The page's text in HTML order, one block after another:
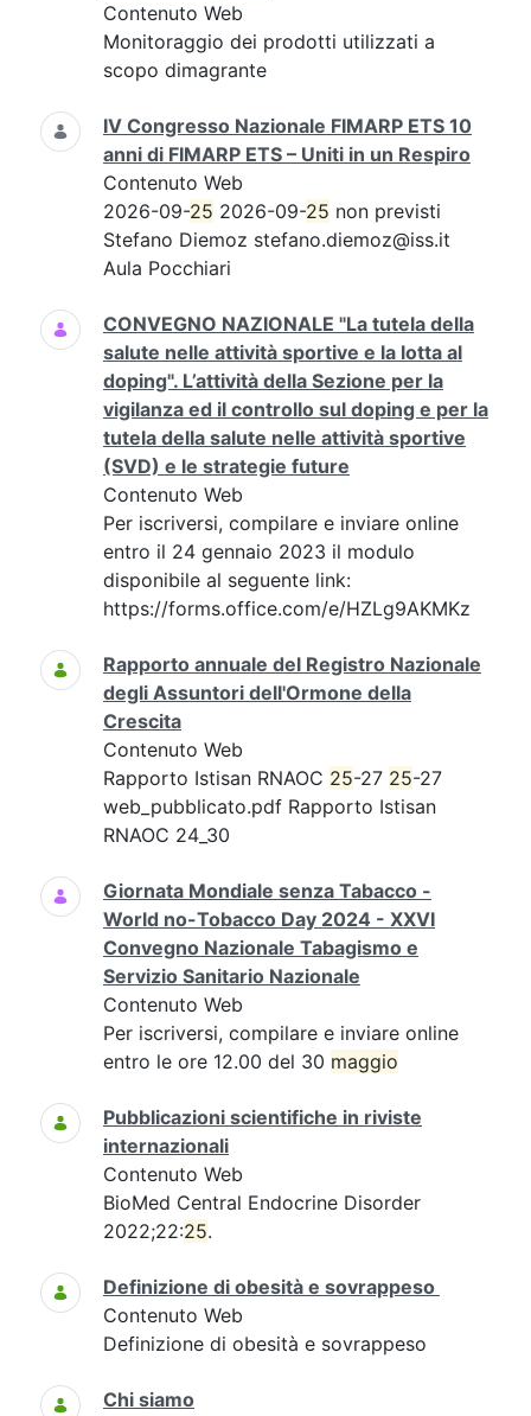
Contenuto Web
Monitoraggio dei prodotti utilizzati a
scopo dimagrante
IV Congresso Nazionale FIMARP ETS 10
anni di FIMARP ETS – Uniti in un Respiro
Contenuto Web
2026-09-25 2026-09-25 non previsti
Stefano Diemoz stefano.diemoz@iss.it
Aula Pocchiari
CONVEGNO NAZIONALE "La tutela della
salute nelle attività sportive e la lotta al
doping". L’attività della Sezione per la
vigilanza ed il controllo sul doping e per la
tutela della salute nelle attività sportive
(SVD) e le strategie future
Contenuto Web
Per iscriversi, compilare e inviare online
entro il 24 gennaio 2023 il modulo
disponibile al seguente link:
https://forms.office.com/e/HZLg9AKMKz
Rapporto annuale del Registro Nazionale
degli Assuntori dell'Ormone della
Crescita
Contenuto Web
Rapporto Istisan RNAOC 25-27 25-27
web_pubblicato.pdf Rapporto Istisan
RNAOC 24_30
Giornata Mondiale senza Tabacco -
World no-Tobacco Day 2024 - XXVI
Convegno Nazionale Tabagismo e
Servizio Sanitario Nazionale
Contenuto Web
Per iscriversi, compilare e inviare online
entro le ore 12.00 del 30 maggio
Pubblicazioni scientifiche in riviste
internazionali
Contenuto Web
BioMed Central Endocrine Disorder
2022;22:25.
Definizione di obesità e sovrappeso
Contenuto Web
Definizione di obesità e sovrappeso
Chi siamo